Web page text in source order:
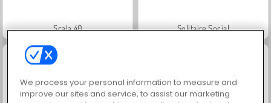
Scala 40 Solitaire Social
We process your personal information to measure and
improve our sites and service, to assist our marketing